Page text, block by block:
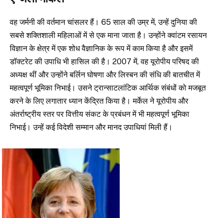
वह जर्मनी की वर्तमान चांसलर हैं। 65 साल की उम्र में, उन्हें दुनिया की
सबसे शक्तिशाली महिलाओं में से एक माना जाता है। उन्होंने क्वांटम रसायन
विज्ञान के क्षेत्र में एक शोध वैज्ञानिक के रूप में काम किया है और इसमें
डॉक्टरेट की उपाधि भी हासिल की है। 2007 में, वह यूरोपीय परिषद की
अध्यक्ष थीं और उन्होंने बर्लिन घोषणा और लिस्बन की संधि की बातचीत में
महत्वपूर्ण भूमिका निभाई। उसने ट्रान्साटलांटिक आर्थिक संबंधों को मजबूत
करने के लिए लगातार ध्यान केंद्रित किया है। मर्केल ने यूरोपीय और
अंतर्राष्ट्रीय स्तर पर वित्तीय संकट के प्रबंधन में भी महत्वपूर्ण भूमिका
निभाई। उन्हें कई विदेशी सम्मान और मानद उपाधियां मिली हैं।